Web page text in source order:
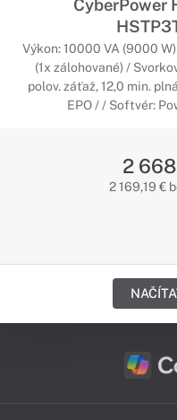
CyberPower
Výkon: 10000 VA (9000
(1x zálohované) /
polov. záťaž, 12,0 min.
EPO / / Softvér:
2
2 169,19 €